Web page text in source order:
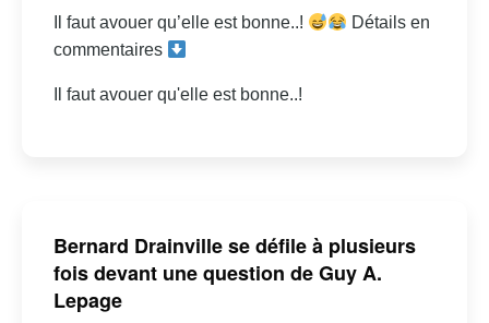
Il faut avouer qu’elle est bonne..!
Détails en
commentaires
Il faut avouer qu'elle est bonne..!
Bernard Drainville se défile à plusieurs
fois devant une question de Guy A.
Lepage